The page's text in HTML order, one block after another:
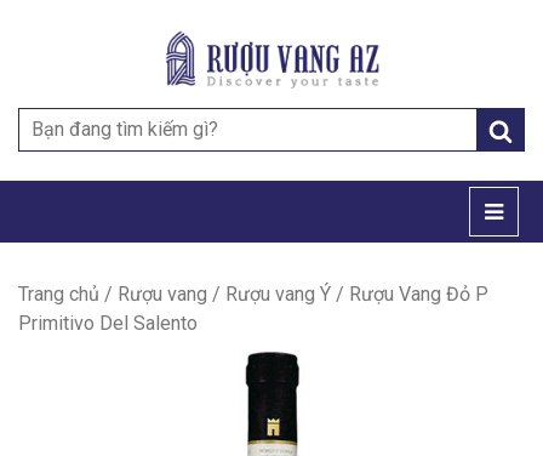
Search
for:
Trang chủ / Rượu vang / Rượu vang Ý / Rượu Vang Đỏ P
Primitivo Del Salento